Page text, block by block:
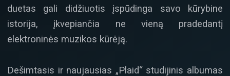
duetas gali didžiuotis įspūdinga savo kūrybine
istorija, įkvepiančia ne vieną pradedantį
elektroninės muzikos kūrėją.
Dešimtasis ir naujausias „Plaid“ studijinis albumas